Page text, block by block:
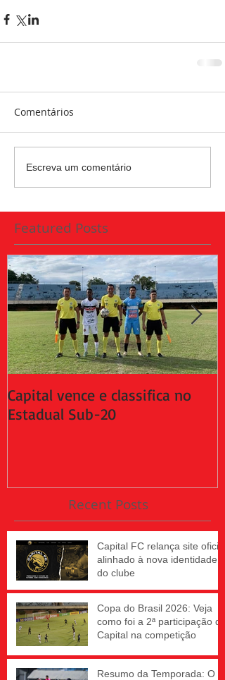
Comentários
Escreva um comentário
Featured Posts
Capital vence e classifica no
Estadual Sub-20
Recent Posts
Capital FC relança site oficial
alinhado à nova identidade
do clube
Copa do Brasil 2026: Veja
como foi a 2ª participação do
Capital na competição
Resumo da Temporada: O